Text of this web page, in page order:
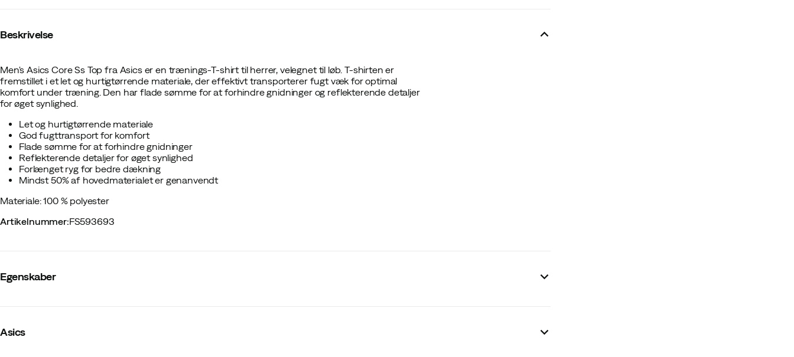
Beskrivelse
Men's Asics Core Ss Top fra Asics er en trænings-T-shirt til herrer, velegnet til løb. T-shirten er
fremstillet i et let og hurtigtørrende materiale, der effektivt transporterer fugt væk for optimal
komfort under træning. Den har flade sømme for at forhindre gnidninger og reflekterende detaljer
for øget synlighed.
Let og hurtigtørrende materiale
God fugttransport for komfort
Flade sømme for at forhindre gnidninger
Reflekterende detaljer for øget synlighed
Forlænget ryg for bedre dækning
Mindst 50% af hovedmaterialet er genanvendt
Materiale: 100 % polyester
Artikelnummer:FS593693
Egenskaber
Lynlås
Asics